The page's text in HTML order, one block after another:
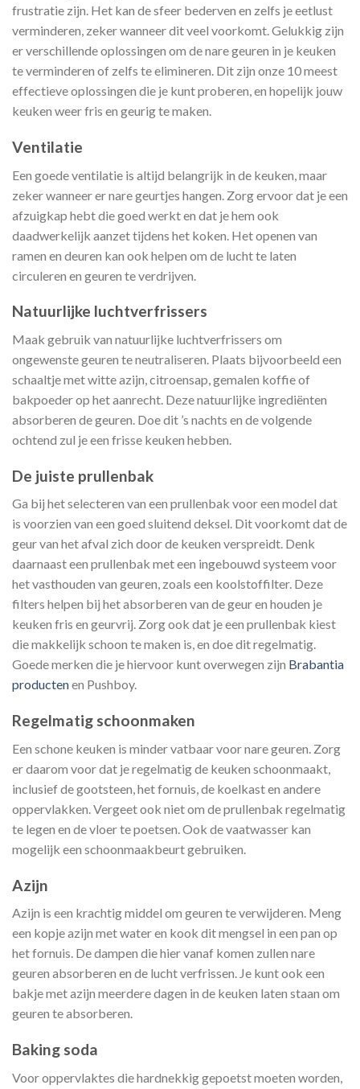
frustratie zijn. Het kan de sfeer bederven en zelfs je eetlust
verminderen, zeker wanneer dit veel voorkomt. Gelukkig zijn
er verschillende oplossingen om de nare geuren in je keuken
te verminderen of zelfs te elimineren. Dit zijn onze 10 meest
effectieve oplossingen die je kunt proberen, en hopelijk jouw
keuken weer fris en geurig te maken.
Ventilatie
Een goede ventilatie is altijd belangrijk in de keuken, maar
zeker wanneer er nare geurtjes hangen. Zorg ervoor dat je een
afzuigkap hebt die goed werkt en dat je hem ook
daadwerkelijk aanzet tijdens het koken. Het openen van
ramen en deuren kan ook helpen om de lucht te laten
circuleren en geuren te verdrijven.
Natuurlijke luchtverfrissers
Maak gebruik van natuurlijke luchtverfrissers om
ongewenste geuren te neutraliseren. Plaats bijvoorbeeld een
schaaltje met witte azijn, citroensap, gemalen koffie of
bakpoeder op het aanrecht. Deze natuurlijke ingrediënten
absorberen de geuren. Doe dit ’s nachts en de volgende
ochtend zul je een frisse keuken hebben.
De juiste prullenbak
Ga bij het selecteren van een prullenbak voor een model dat
is voorzien van een goed sluitend deksel. Dit voorkomt dat de
geur van het afval zich door de keuken verspreidt. Denk
daarnaast een prullenbak met een ingebouwd systeem voor
het vasthouden van geuren, zoals een koolstoffilter. Deze
filters helpen bij het absorberen van de geur en houden je
keuken fris en geurvrij. Zorg ook dat je een prullenbak kiest
die makkelijk schoon te maken is, en doe dit regelmatig.
Goede merken die je hiervoor kunt overwegen zijn Brabantia
productenen Pushboy.
Regelmatig schoonmaken
Een schone keuken is minder vatbaar voor nare geuren. Zorg
er daarom voor dat je regelmatig de keuken schoonmaakt,
inclusief de gootsteen, het fornuis, de koelkast en andere
oppervlakken. Vergeet ook niet om de prullenbak regelmatig
te legen en de vloer te poetsen. Ook de vaatwasser kan
mogelijk een schoonmaakbeurt gebruiken.
Azijn
Azijn is een krachtig middel om geuren te verwijderen. Meng
een kopje azijn met water en kook dit mengsel in een pan op
het fornuis. De dampen die hier vanaf komen zullen nare
geuren absorberen en de lucht verfrissen. Je kunt ook een
bakje met azijn meerdere dagen in de keuken laten staan om
geuren te absorberen.
Baking soda
Voor oppervlaktes die hardnekkig gepoetst moeten worden,